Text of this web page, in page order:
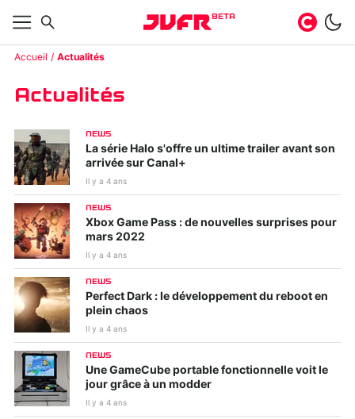
BETA
Accueil Actualités
Actualités
NEWS
La série Halo s'offre un ultime trailer avant son
arrivée sur Canal+
Il y a 4 ans
NEWS
Xbox Game Pass : de nouvelles surprises pour
mars 2022
Il y a 4 ans
NEWS
Perfect Dark : le développement du reboot en
plein chaos
Il y a 4 ans
NEWS
Une GameCube portable fonctionnelle voit le
jour grâce à un modder
Il y a 4 ans